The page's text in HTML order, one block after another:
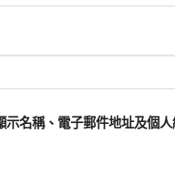
示名稱、電子郵件地址及個